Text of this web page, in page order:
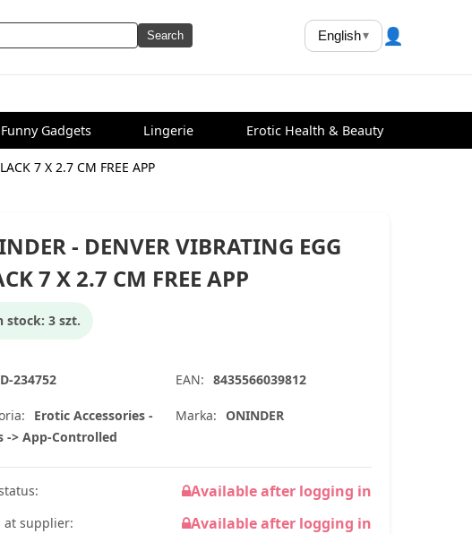
Search English▾ 👤
Funny Gadgets Lingerie Erotic Health & Beauty
7 X 2.7 CM FREE APP
- DENVER VIBRATING EGG
7 X 2.7 CM FREE APP
stock: 3 szt.
D-234752 EAN: 8435566039812
Erotic Accessories -
-> App-Controlled
Marka: ONINDER
Available after logging in
at supplier: Available after logging in